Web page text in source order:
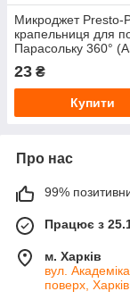
Микроджет Presto-
крапельниця для
Парасольку 360°
23 ₴
Купити
Про нас
99%
Працює з
м. Харків
вул.
поверх,